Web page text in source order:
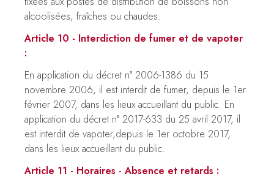
alcoolisées, fraîches ou chaudes.
Article 10 - Interdiction de fumer et de vapoter
:
En application du décret n° 2006-1386 du 15
novembre 2006, il est interdit de fumer, depuis le 1er
février 2007, dans les lieux accueillant du public. En
application du décret n° 2017-633 du 25 avril 2017, il
est interdit de vapoter,depuis le 1er octobre 2017,
dans les lieux accueillant du public.
Article 11 - Horaires - Absence et retards :